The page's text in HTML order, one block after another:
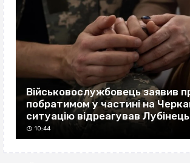
Військовослужбовець заявив
побратимом у частині на
ситуацію відреагував Лубінець
10:44